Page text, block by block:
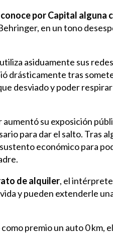
por Capital alguna
en un tono
asiduamente sus
drásticamente tras
desviado y poder
su exposición
para dar el salto. Tras
económico para
de alquiler, el
y pueden extenderle
premio un auto 0 km,